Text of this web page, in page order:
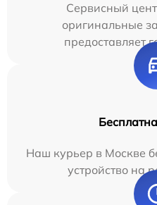
Сервисный
оригинальные
предоставляет
Наш курьер в Москве
устройство на